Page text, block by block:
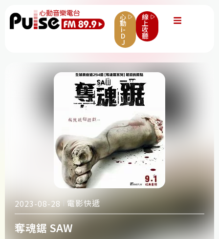
心
動
i-
D
J
線
上
收
聽
2023-08-28 電影快遞
奪魂鋸 SAW